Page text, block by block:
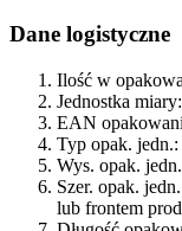
Dane logistyczne
Ilość w
Jednostka miary:
EAN
Typ opak. jedn.:
Wys. opak.
Szer. opak.
lub frontem